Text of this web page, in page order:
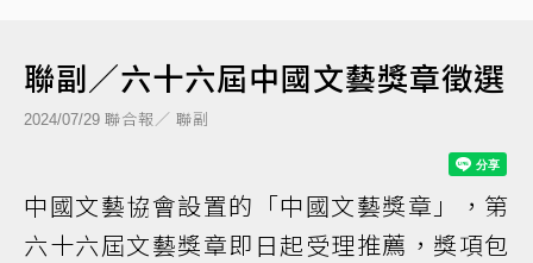
聯副／六十六屆中國文藝獎章徵選
2024/07/29 聯合報／ 聯副
中國文藝協會設置的「中國文藝獎章」，第
六十六屆文藝獎章即日起受理推薦，獎項包